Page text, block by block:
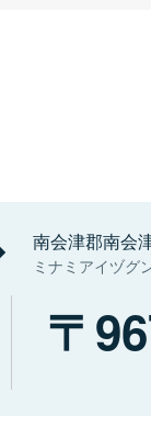
南会津郡南会
ミナミアイヅグ